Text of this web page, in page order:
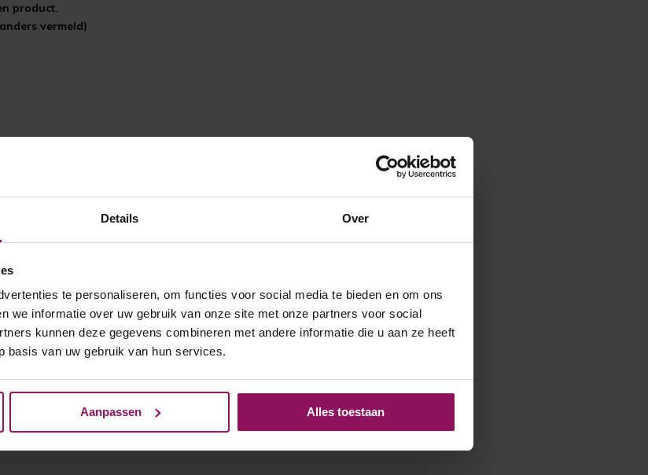
Details Over
te personaliseren, om functies voor social media te bieden en om ons
we informatie over uw gebruik van onze site met onze partners voor social
kunnen deze gegevens combineren met andere informatie die u aan ze heeft
basis van uw gebruik van hun services.
Aanpassen Alles toestaan
product.
vermeld)